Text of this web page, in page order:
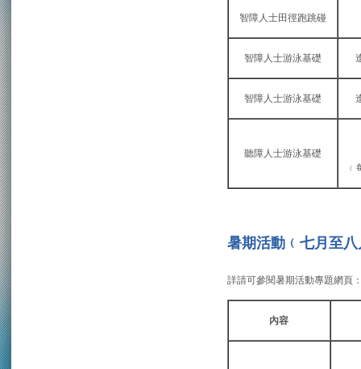
智障人士田徑跑跳碰
智障人士游泳基礎
智障人士游泳基礎
聽障人士游泳基礎
﹙
暑期活動﹙七月至八
詳請可參閱暑期活動專題網頁
內容